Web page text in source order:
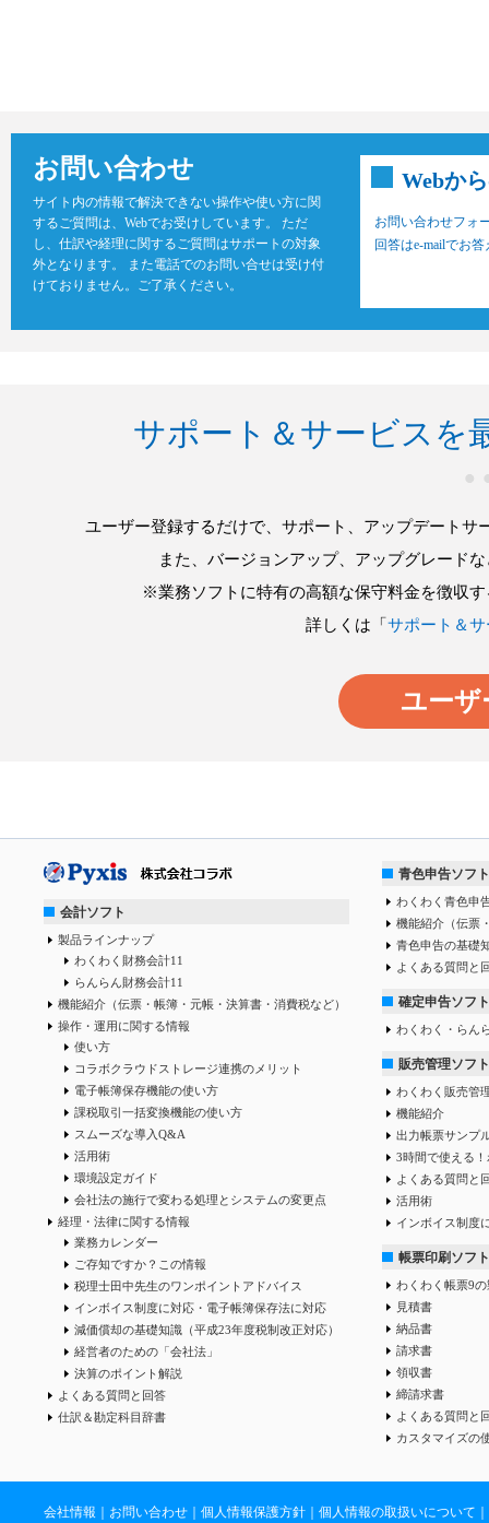
お問い合わせ
サイト内の情報で解決できない操作や使い方に関
するご質問は、Webでお受けしています。 ただ
し、仕訳や経理に関するご質問はサポートの対象
外となります。 また電話でのお問い合せは受け付
けておりません。ご了承ください。
Webか
お問い合わせフォ
回答はe-mailでお
サポート＆サービスを
ユーザー登録するだけで、サポート、アップデート
また、バージョンアップ、アップグレード
※業務ソフトに特有の高額な保守料金を徴収
詳しくは「 サポート＆
ユーザ
会計ソフト
製品ラインナップ
わくわく財務会計11
らんらん財務会計11
機能紹介（伝票・帳簿・元帳・決算書・消費税など）
操作・運用に関する情報
使い方
コラボクラウドストレージ連携のメリット
電子帳簿保存機能の使い方
課税取引一括変換機能の使い方
スムーズな導入Q&A
活用術
環境設定ガイド
会社法の施行で変わる処理とシステムの変更点
経理・法律に関する情報
業務カレンダー
ご存知ですか？この情報
税理士田中先生のワンポイントアドバイス
インボイス制度に対応・電子帳簿保存法に対応
減価償却の基礎知識（平成23年度税制改正対応）
経営者のための「会社法」
決算のポイント解説
よくある質問と回答
仕訳＆勘定科目辞書
青色申告ソフト
わくわく青色申
機能紹介（伝票
青色申告の基礎
よくある質問と
確定申告ソフト
わくわく・らん
販売管理ソフト
わくわく販売管
機能紹介
出力帳票サンプ
3時間で使える
よくある質問と
活用術
インボイス制度
帳票印刷ソフト
わくわく帳票9
見積書
納品書
請求書
領収書
締請求書
よくある質問と
カスタマイズの
会社情報 お問い合わせ 個人情報保護方針 個人情報の取扱いについて